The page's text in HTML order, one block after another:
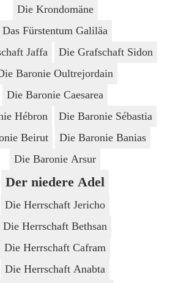
Die Krondomäne
Das Fürstentum Galiläa
Jaffa
Die Grafschaft Sidon
Baronie Oultrejordain
Die Baronie Caesarea
Hébron
Die Baronie Sébastia
Beirut
Die Baronie Banias
Die Baronie Arsur
Der niedere Adel
Die Herrschaft Jericho
Die Herrschaft Bethsan
Die Herrschaft Cafram
Die Herrschaft Anabta